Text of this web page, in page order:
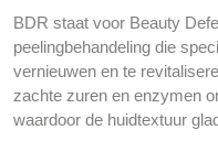
BDR staat voor Beauty
peelingbehandeling die
vernieuwen en te
zachte zuren en enzymen
waardoor de huidtextuur